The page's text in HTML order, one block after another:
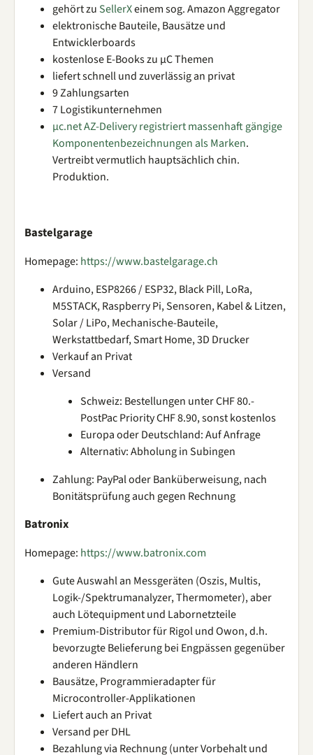
gehört zu SellerXeinem sog. Amazon Aggregator
elektronische Bauteile, Bausätze und
Entwicklerboards
kostenlose E-Books zu µC Themen
liefert schnell und zuverlässig an privat
9 Zahlungsarten
7 Logistikunternehmen
µc.net AZ-Delivery registriert massenhaft gängige
Komponentenbezeichnungen als Marken.
Vertreibt vermutlich hauptsächlich chin.
Produktion.
Bastelgarage
Homepage: https://www.bastelgarage.ch
Arduino, ESP8266 / ESP32, Black Pill, LoRa,
M5STACK, Raspberry Pi, Sensoren, Kabel & Litzen,
Solar / LiPo, Mechanische-Bauteile,
Werkstattbedarf, Smart Home, 3D Drucker
Verkauf an Privat
Versand
Schweiz: Bestellungen unter CHF 80.-
PostPac Priority CHF 8.90, sonst kostenlos
Europa oder Deutschland: Auf Anfrage
Alternativ: Abholung in Subingen
Zahlung: PayPal oder Banküberweisung, nach
Bonitätsprüfung auch gegen Rechnung
Batronix
Homepage: https://www.batronix.com
Gute Auswahl an Messgeräten (Oszis, Multis,
Logik-/Spektrumanalyzer, Thermometer), aber
auch Lötequipment und Labornetzteile
Premium-Distributor für Rigol und Owon, d.h.
bevorzugte Belieferung bei Engpässen gegenüber
anderen Händlern
Bausätze, Programmieradapter für
Microcontroller-Applikationen
Liefert auch an Privat
Versand per DHL
Bezahlung via Rechnung (unter Vorbehalt und